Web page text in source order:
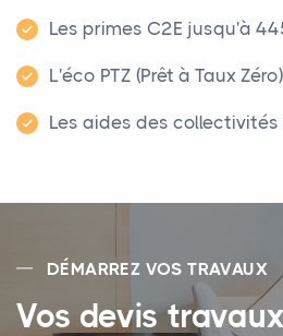
Les primes C2E jusqu'à
L'éco PTZ (Prêt à Taux
Les aides des collectivités
DÉMARREZ VOS TRAVAUX
Vos devis